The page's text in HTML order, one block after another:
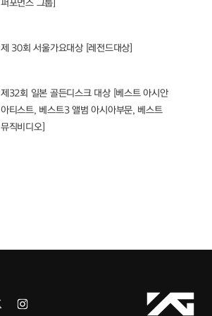
퍼포먼스 그룹]
제 30회 서울가요대상 [레전드대상]
제32회 일본 골든디스크 대상 [베스트 아시안
아티스트, 베스트3 앨범 아시아부문, 베스트
뮤직비디오]